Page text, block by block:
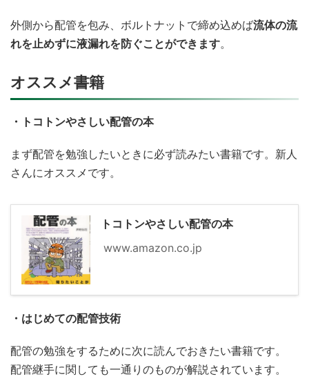
外側から配管を包み、ボルトナットで締め込めば流体の流
れを止めずに液漏れを防ぐことができます。
オススメ書籍
・トコトンやさしい配管の本
まず配管を勉強したいときに必ず読みたい書籍です。新人
さんにオススメです。
トコトンやさしい配管の本
www.amazon.co.jp
・はじめての配管技術
配管の勉強をするために次に読んでおきたい書籍です。
配管継手に関しても一通りのものが解説されています。